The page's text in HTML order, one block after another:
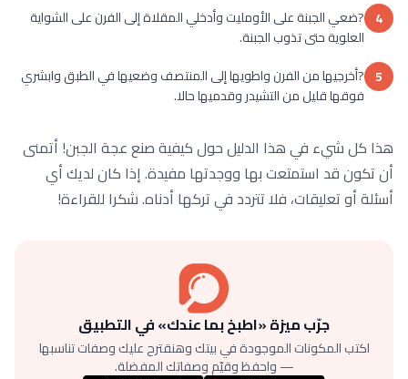
4 ?ضعي الجبنة على الأومليت وأدخلي المقلاة إلى الفرن على الشواية
العلوية حتى تذوب الجبنة.
5 ?أخرجيها من الفرن واطويها إلى المنتصف وضعيها في الطبق وابشري
فوقها قليل من التشيدر وقدميها حالا.
هذا كل شيء في هذا الدليل حول كيفية صنع عجة الجبن! أتمنى
أن تكون قد استمتعت بها ووجدتها مفيدة. إذا كان لديك أي
أسئلة أو تعليقات، فلا تتردد في تركها أدناه. شكرا للقراءة!
جرّب ميزة «اطبخ بما عندك» في التطبيق
اكتب المكونات الموجودة في بيتك وهنقترح عليك وصفات تناسبها
— واحفظ وقيّم وصفاتك المفضلة.